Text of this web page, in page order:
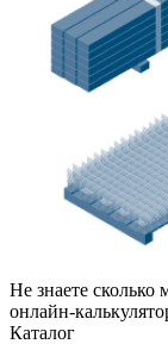
Не знаете сколько
онлайн-
Каталог